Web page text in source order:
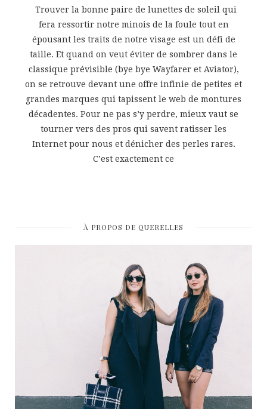
Trouver la bonne paire de lunettes de soleil qui
fera ressortir notre minois de la foule tout en
épousant les traits de notre visage est un défi de
taille. Et quand on veut éviter de sombrer dans le
classique prévisible (bye bye Wayfarer et Aviator),
on se retrouve devant une offre infinie de petites et
grandes marques qui tapissent le web de montures
décadentes. Pour ne pas s’y perdre, mieux vaut se
tourner vers des pros qui savent ratisser les
Internet pour nous et dénicher des perles rares.
C’est exactement ce
À PROPOS DE QUERELLES